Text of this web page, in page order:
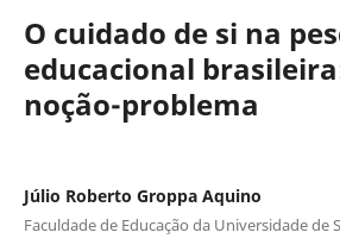
O cuidado de si na
educacional
noção-problema
Júlio Roberto Groppa Aquino
Faculdade de Educação da Universidade de